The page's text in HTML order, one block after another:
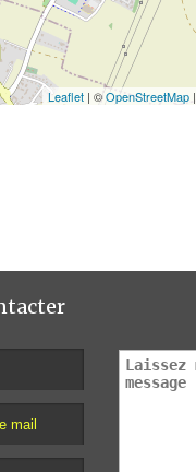
Leaflet | ©OpenStreetMap |